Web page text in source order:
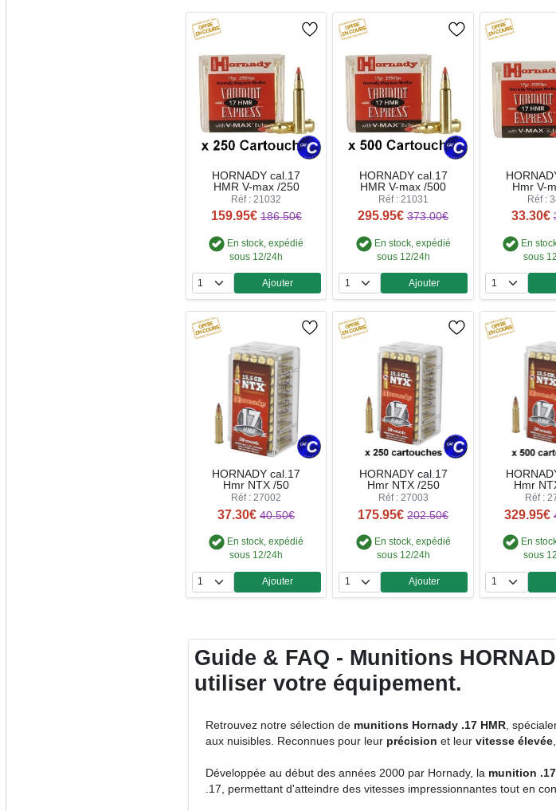
HORNADY cal.17
HMR V-max /250
Réf : 21032
159.95€ 186.50€
En stock, expédié
sous 12/24h
Quantité
Ajouter
HORNADY cal.17
HMR V-max /500
Réf : 21031
295.95€ 373.00€
En stock, expédié
sous 12/24h
Quantité
Ajouter
Hmr V-
Réf :
33.30€
En
sous
HORNADY cal.17
Hmr NTX /50
Réf : 27002
37.30€ 40.50€
En stock, expédié
sous 12/24h
Quantité
Ajouter
HORNADY cal.17
Hmr NTX /250
Réf : 27003
175.95€ 202.50€
En stock, expédié
sous 12/24h
Quantité
Ajouter
Hmr
Réf :
329.95€
En
sous
Guide & FAQ - Munitions
utiliser votre équipement.
Retrouvez notre sélection de munitions Hornady .17 HMR,
aux nuisibles. Reconnues pour leur précision et leur vitesse élevée
Développée au début des années 2000 par Hornady, la munition
.17, permettant d'atteindre des vitesses impressionnantes tout en